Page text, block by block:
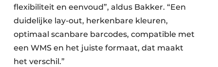
flexibiliteit en eenvoud”, aldus Bakker. “Een
duidelijke lay-out, herkenbare kleuren,
optimaal scanbare barcodes, compatible met
een WMS en het juiste formaat, dat maakt
het verschil.”